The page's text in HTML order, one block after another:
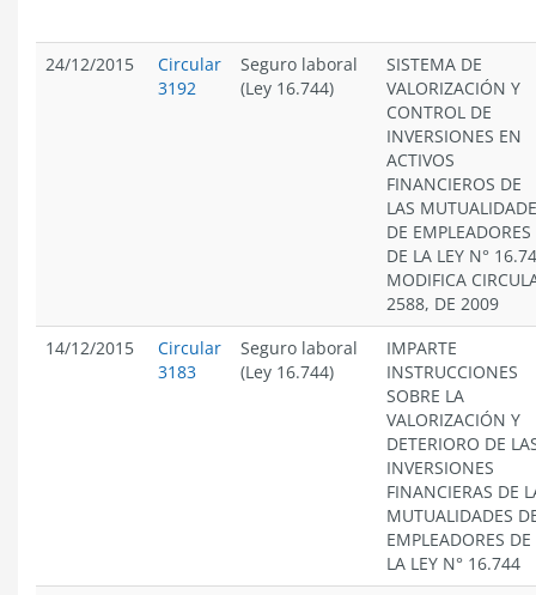
24/12/2015
Circular
3192
Seguro laboral
(Ley 16.744)
SISTEMA DE
VALORIZACIÓN Y
CONTROL DE
INVERSIONES EN
ACTIVOS
FINANCIEROS DE
LAS
DE EMPLEADORES
DE LA LEY N°
MODIFICA
2588, DE 2009
14/12/2015
Circular
3183
Seguro laboral
(Ley 16.744)
IMPARTE
INSTRUCCIONES
SOBRE LA
VALORIZACIÓN Y
DETERIORO DE
INVERSIONES
FINANCIERAS DE
MUTUALIDADES
EMPLEADORES DE
LA LEY N° 16.744